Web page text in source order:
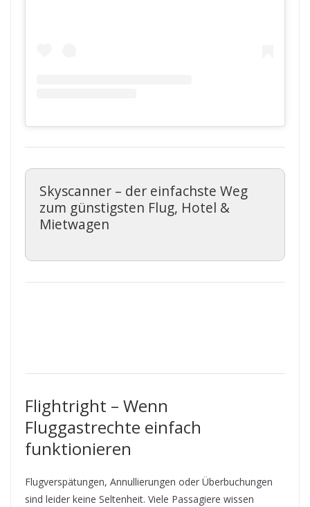
Skyscanner – der einfachste Weg
zum günstigsten Flug, Hotel &
Mietwagen
Flightright – Wenn
Fluggastrechte einfach
funktionieren
Flugverspätungen, Annullierungen oder Überbuchungen
sind leider keine Seltenheit. Viele Passagiere wissen